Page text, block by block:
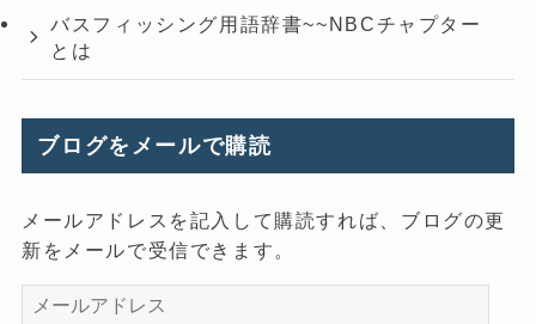
バスフィッシング用語辞書~~NBCチャプター
とは
ブログをメールで購読
メールアドレスを記入して購読すれば、ブログの更
新をメールで受信できます。